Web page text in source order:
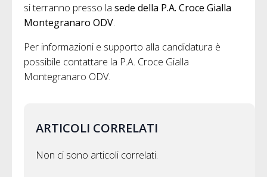
si terranno presso la sede della P.A. Croce Gialla
Montegranaro ODV.
Per informazioni e supporto alla candidatura è
possibile contattare la P.A. Croce Gialla
Montegranaro ODV.
ARTICOLI CORRELATI
Non ci sono articoli correlati.